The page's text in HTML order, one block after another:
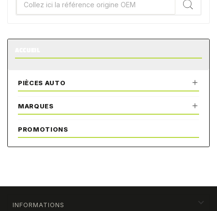
PIÈCES AUTO 
MARQUES 
PROMOTIONS
INFORMATIONS 